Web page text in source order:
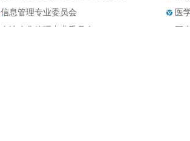
信息管理专业委员会
医